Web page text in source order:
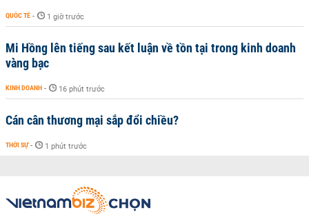
QUỐC TẾ - 1 giờ trước
Mi Hồng lên tiếng sau kết luận về tồn tại trong kinh doanh
vàng bạc
KINH DOANH - 16 phút trước
Cán cân thương mại sắp đổi chiều?
THỜI SỰ - 1 phút trước